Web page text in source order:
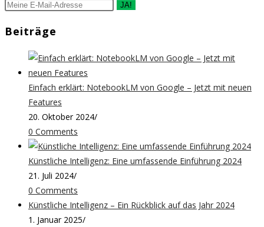
JA!
Beiträge
Einfach erklärt: NotebookLM von Google – Jetzt mit neuen
Features
20. Oktober 2024/
0 Comments
Künstliche Intelligenz: Eine umfassende Einführung 2024
21. Juli 2024/
0 Comments
Künstliche Intelligenz – Ein Rückblick auf das Jahr 2024
1. Januar 2025/